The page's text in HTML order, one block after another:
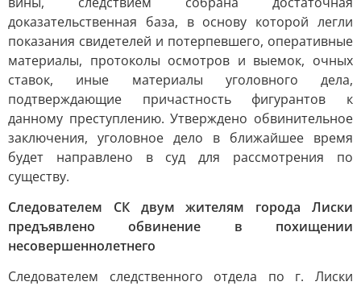
доказательственная база, в основу которой легли
показания свидетелей и потерпевшего, оперативные
материалы, протоколы осмотров и выемок, очных
ставок, иные материалы уголовного дела,
подтверждающие причастность фигурантов к
данному преступлению. Утверждено обвинительное
заключения, уголовное дело в ближайшее время
будет направлено в суд для рассмотрения по
существу.
Следователем СК двум жителям города Лиски
предъявлено обвинение в похищении
несовершеннолетнего
Следователем следственного отдела по г. Лиски